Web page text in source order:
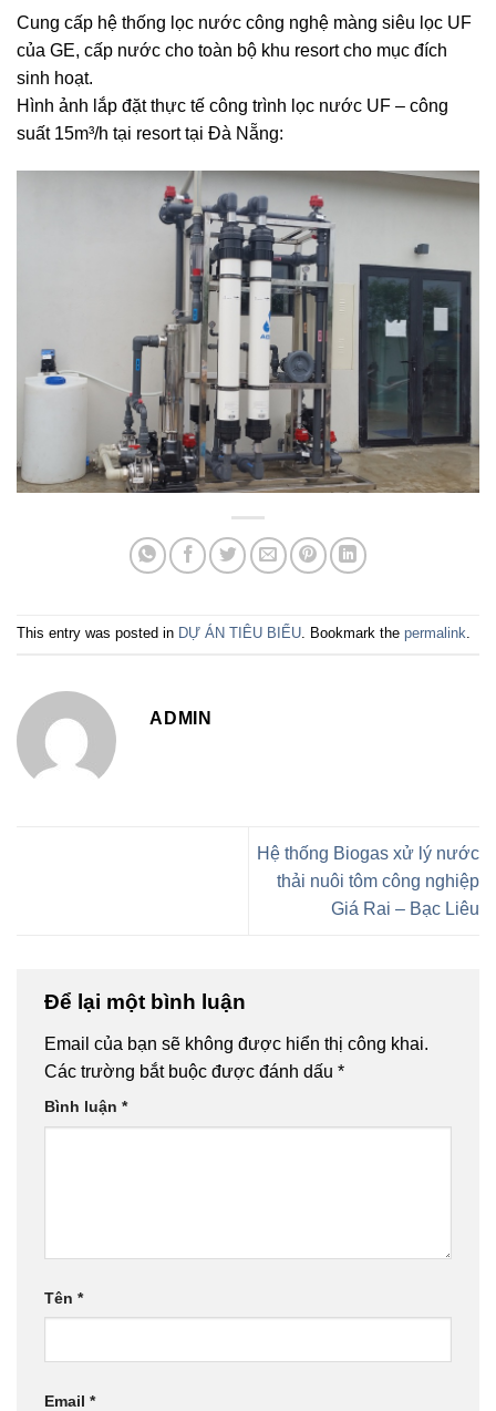
Cung cấp hệ thống lọc nước công nghệ màng siêu lọc UF
của GE, cấp nước cho toàn bộ khu resort cho mục đích
sinh hoạt.
Hình ảnh lắp đặt thực tế công trình lọc nước UF – công
suất 15m³/h tại resort tại Đà Nẵng:
This entry was posted in DỰ ÁN TIÊU BIỂU. Bookmark the permalink.
ADMIN
Hệ thống Biogas xử lý nước
thải nuôi tôm công nghiệp
Giá Rai – Bạc Liêu
Để lại một bình luận
Email của bạn sẽ không được hiển thị công khai.
Các trường bắt buộc được đánh dấu *
Bình luận *
Tên *
Email *